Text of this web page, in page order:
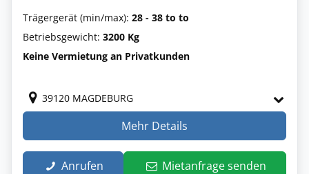
Trägergerät (min/max): 28 - 38 to to
Betriebsgewicht: 3200 Kg
Keine Vermietung an Privatkunden
39120 MAGDEBURG
Mehr Details
Anrufen Mietanfrage senden